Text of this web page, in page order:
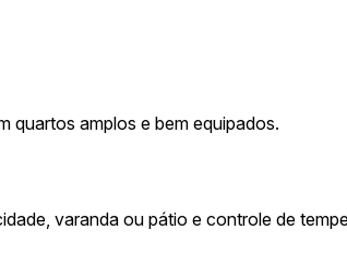
quartos amplos e bem equipados.
varanda ou pátio e controle de